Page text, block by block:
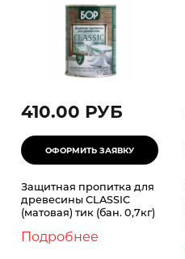
410.00 РУБ
Защитная пропитка для
древесины CLASSIC
(матовая) тик (бан. 0,7кг)
Подробнее